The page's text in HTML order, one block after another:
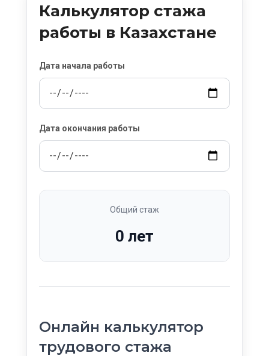
Калькулятор стажа
работы в Казахстане
Дата начала работы
Дата окончания работы
Общий стаж
0 лет
Онлайн калькулятор
трудового стажа